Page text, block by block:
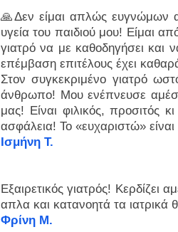
🙏Δεν είμαι απλώς ευγνώμων
υγεία του παιδιού μου! Είμαι
γιατρό να με καθοδηγήσει
επέμβαση επιτέλους έχει
Στον συγκεκριμένο γιατρό
άνθρωπο! Μου ενέπνευσε
μας! Είναι φιλικός, προσιτός
ασφάλεια! Το «ευχαριστώ» είναι
Ισμήνη Τ.
Εξαιρετικός γιατρός! Κερδίζει
απλα και κατανοητά τα
Φρίνη Μ.